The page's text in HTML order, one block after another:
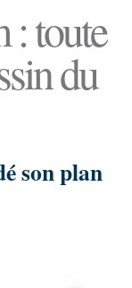
: toute
du
son plan